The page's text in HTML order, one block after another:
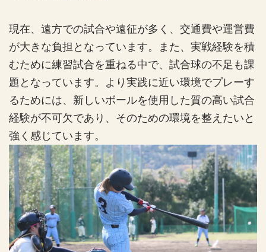
現在、遠方での試合や遠征が多く、交通費や運営費
が大きな負担となっています。また、実戦経験を積
むために練習試合を重ねる中で、試合球の不足も課
題となっています。より実践に近い環境でプレーす
るためには、新しいボールを使用した質の高い試合
経験が不可欠であり、そのための環境を整えたいと
強く感じています。